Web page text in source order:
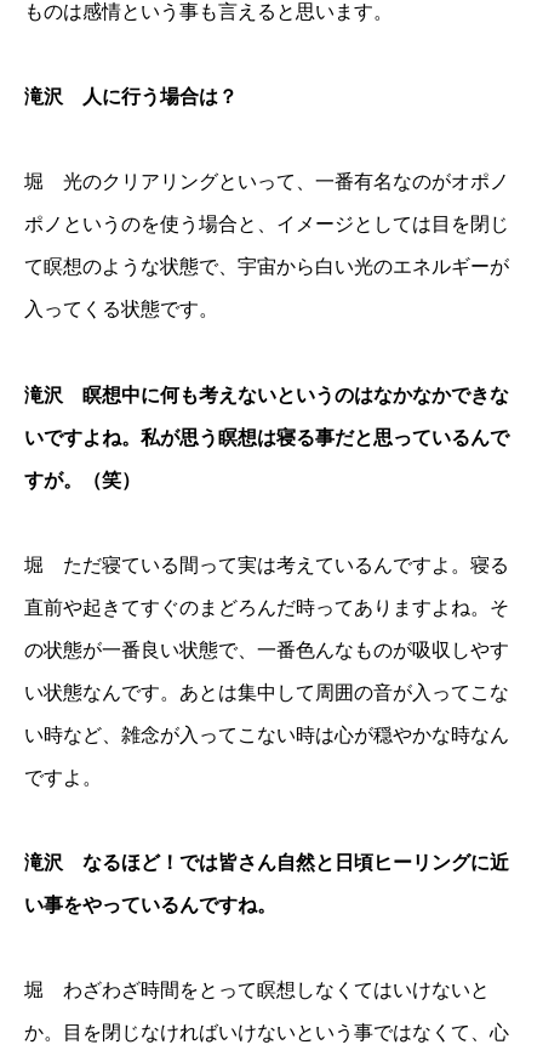
ものは感情という事も言えると思います。
滝沢 人に行う場合は？
堀 光のクリアリングといって、一番有名なのがオポノ
ポノというのを使う場合と、イメージとしては目を閉じ
て瞑想のような状態で、宇宙から白い光のエネルギーが
入ってくる状態です。
滝沢 瞑想中に何も考えないというのはなかなかできな
いですよね。私が思う瞑想は寝る事だと思っているんで
すが。（笑）
堀 ただ寝ている間って実は考えているんですよ。寝る
直前や起きてすぐのまどろんだ時ってありますよね。そ
の状態が一番良い状態で、一番色んなものが吸収しやす
い状態なんです。あとは集中して周囲の音が入ってこな
い時など、雑念が入ってこない時は心が穏やかな時なん
ですよ。
滝沢 なるほど！では皆さん自然と日頃ヒーリングに近
い事をやっているんですね。
堀 わざわざ時間をとって瞑想しなくてはいけないと
か。目を閉じなければいけないという事ではなくて、心